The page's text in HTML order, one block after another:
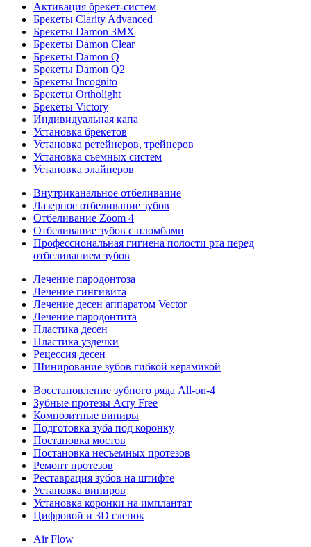
Активация брекет-систем
Брекеты Clarity Advanced
Брекеты Damon 3MX
Брекеты Damon Clear
Брекеты Damon Q
Брекеты Damon Q2
Брекеты Incognito
Брекеты Ortholight
Брекеты Victory
Индивидуальная капа
Установка брекетов
Установка ретейнеров, трейнеров
Установка съемных систем
Установка элайнеров
Внутриканальное отбеливание
Лазерное отбеливание зубов
Отбеливание Zoom 4
Отбеливание зубов с пломбами
Профессиональная гигиена полости рта перед
отбеливанием зубов
Лечение пародонтоза
Лечение гингивита
Лечение десен аппаратом Vector
Лечение пародонтита
Пластика десен
Пластика уздечки
Рецессия десен
Шинирование зубов гибкой керамикой
Восстановление зубного ряда All‑on‑4
Зубные протезы Acry Free
Композитные виниры
Подготовка зуба под коронку
Постановка мостов
Постановка несъемных протезов
Ремонт протезов
Реставрация зубов на штифте
Установка виниров
Установка коронки на имплантат
Цифровой и 3D слепок
Air Flow